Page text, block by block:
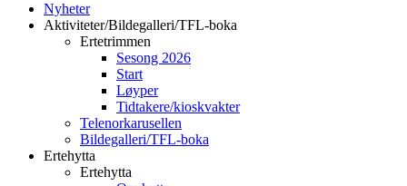
Nyheter
Aktiviteter/Bildegalleri/TFL-boka
Ertetrimmen
Sesong 2026
Start
Løyper
Tidtakere/kioskvakter
Telenorkarusellen
Bildegalleri/TFL-boka
Ertehytta
Ertehytta